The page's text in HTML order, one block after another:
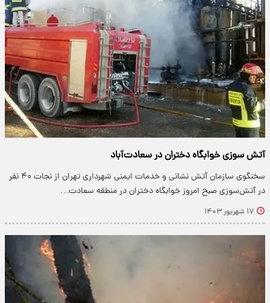
آتش سوزی خوابگاه دختران در سعادت‌آباد
سخنگوی سازمان آتش نشانی و خدمات ایمنی شهرداری تهران از نجات ۴۰ نفر
در آتش‌سوزی صبح امروز خوابگاه دختران در منطقه سعادت…
۱۷ شهریور ۱۴۰۳